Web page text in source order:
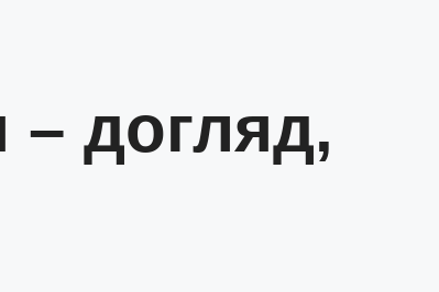
– догляд,